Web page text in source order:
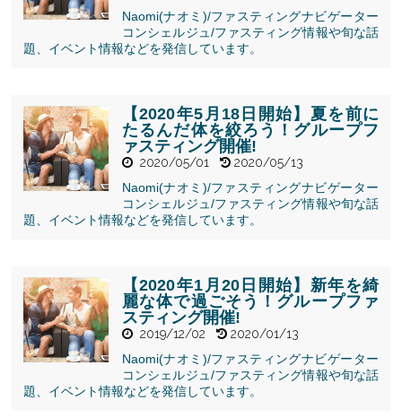
年7月17日開
グループファ
スティング開
催!">
Naomi(ナオミ)/ファスティングナビゲーター
コンシェルジュ/ファスティング情報や旬な話
題、イベント情報などを発信しています。
年5月18日開
ープファステ
ィング開催!">
【2020年5月18日開始】夏を前に
たるんだ体を絞ろう！グループフ
ァスティング開催!
2020/05/01
2020/05/13
Naomi(ナオミ)/ファスティングナビゲーター
コンシェルジュ/ファスティング情報や旬な話
題、イベント情報などを発信しています。
年1月20日開
【2020年1月20日開始】新年を綺
麗な体で過ごそう！グループファ
スティング開催!
2019/12/02
2020/01/13
Naomi(ナオミ)/ファスティングナビゲーター
コンシェルジュ/ファスティング情報や旬な話
題、イベント情報などを発信しています。